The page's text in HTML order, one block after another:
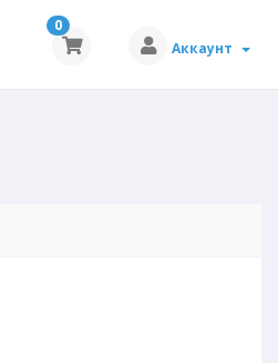
0
Аккаунт